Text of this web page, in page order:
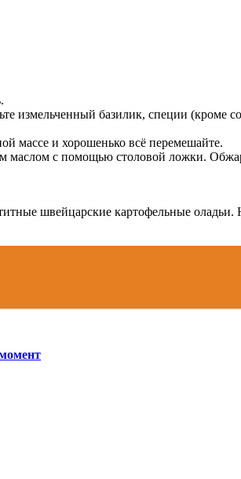
измельченный базилик, специи (кроме
массе и хорошенько всё перемешайте.
маслом с помощью столовой ложки.
швейцарские картофельные оладьи.